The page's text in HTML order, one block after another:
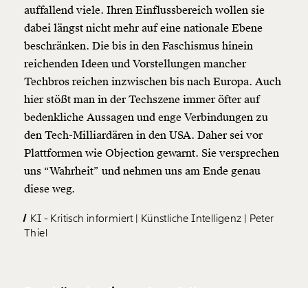
auffallend viele. Ihren Einflussbereich wollen sie
dabei längst nicht mehr auf eine nationale Ebene
beschränken. Die bis in den Faschismus hinein
reichenden Ideen und Vorstellungen mancher
Techbros reichen inzwischen bis nach Europa. Auch
hier stößt man in der Techszene immer öfter auf
bedenkliche Aussagen und enge Verbindungen zu
den Tech-Milliardären in den USA. Daher sei vor
Plattformen wie Objection gewarnt. Sie versprechen
uns “Wahrheit” und nehmen uns am Ende genau
diese weg.
KI - Kritisch informiert Künstliche Intelligenz
Peter
Thiel